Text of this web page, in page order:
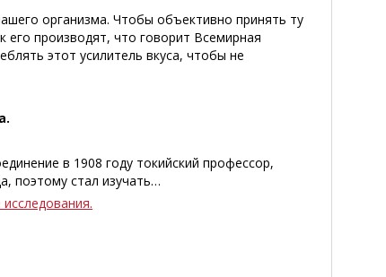
организма. Чтобы объективно принять ту
его производят, что говорит Всемирная
этот усилитель вкуса, чтобы не
в 1908 году токийский профессор,
поэтому стал изучать…